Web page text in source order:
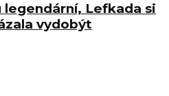
Lefkada si
vydobýt